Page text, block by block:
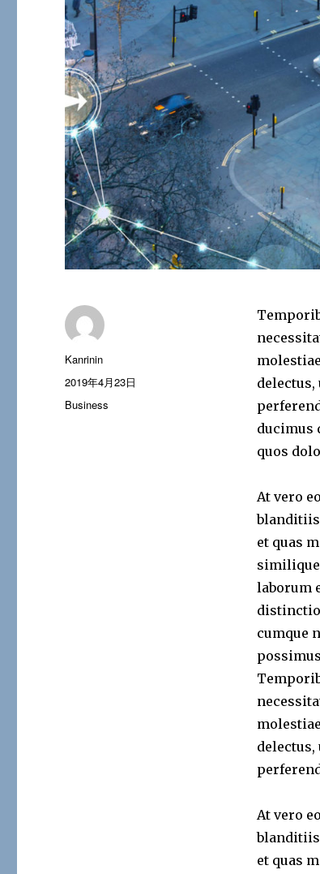
ducimus
quos
At vero
et quas
laborum
cumque
At vero
et quas
投
稿
Kanrinin
投
稿
2019年4月23日
カ
Business